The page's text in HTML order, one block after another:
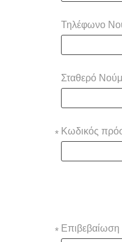
Τηλέφωνο
Σταθερό
* Κωδικός
*